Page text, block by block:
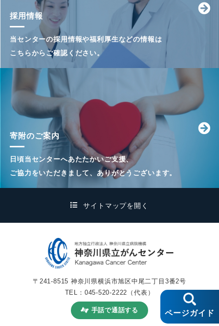
ページガイド
採用情報
当センターの採用情報や福利厚生などの情報は
こちらからご確認ください。
寄附のご案内
日頃当センターへあたたかいご支援、
ご協力をいただきまして、ありがとうございます。
サイトマップを開く
〒241-8515 神奈川県横浜市旭区中尾二丁目3番2号
TEL： 045-520-2222 （代表）
手話で通話する